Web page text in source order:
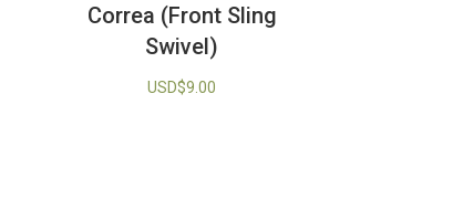
Correa (Front Sling
Swivel)
USD$9.00